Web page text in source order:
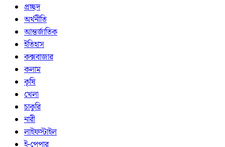
প্রচ্ছদ
অর্থনীতি
আন্তর্জাতিক
ইতিহাস
কক্সবাজার
কলাম
কৃষি
খেলা
চাকুরি
নারী
লাইফস্টাইল